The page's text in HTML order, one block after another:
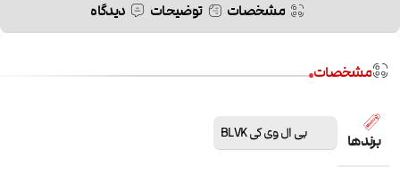
مشخصات توضیحات دیدگاه
مشخصات
برندها بی ال وی کی BLVK